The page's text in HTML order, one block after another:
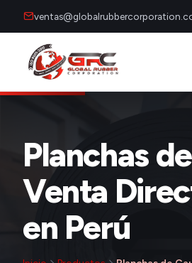
Planchas
Venta
en Perú